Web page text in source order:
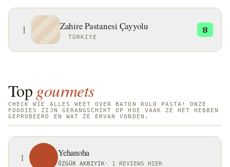
1 Zahire Pastanesi Çayyolu
TÜRKIYE
8
Top gourmets
CHECK WIE ALLES WEET OVER BATON RULO PASTA! ONZE
FOODIES ZIJN GERANGSCHIKT OP HOE VAAK ZE HET HEBBEN
GEPROBEERD EN WAT ZE ERVAN VONDEN.
1 Yehanoha
ÖZGÜR AKBIYIK · 1 REVIEWS HIER